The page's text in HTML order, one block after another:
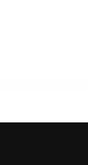
neues
am